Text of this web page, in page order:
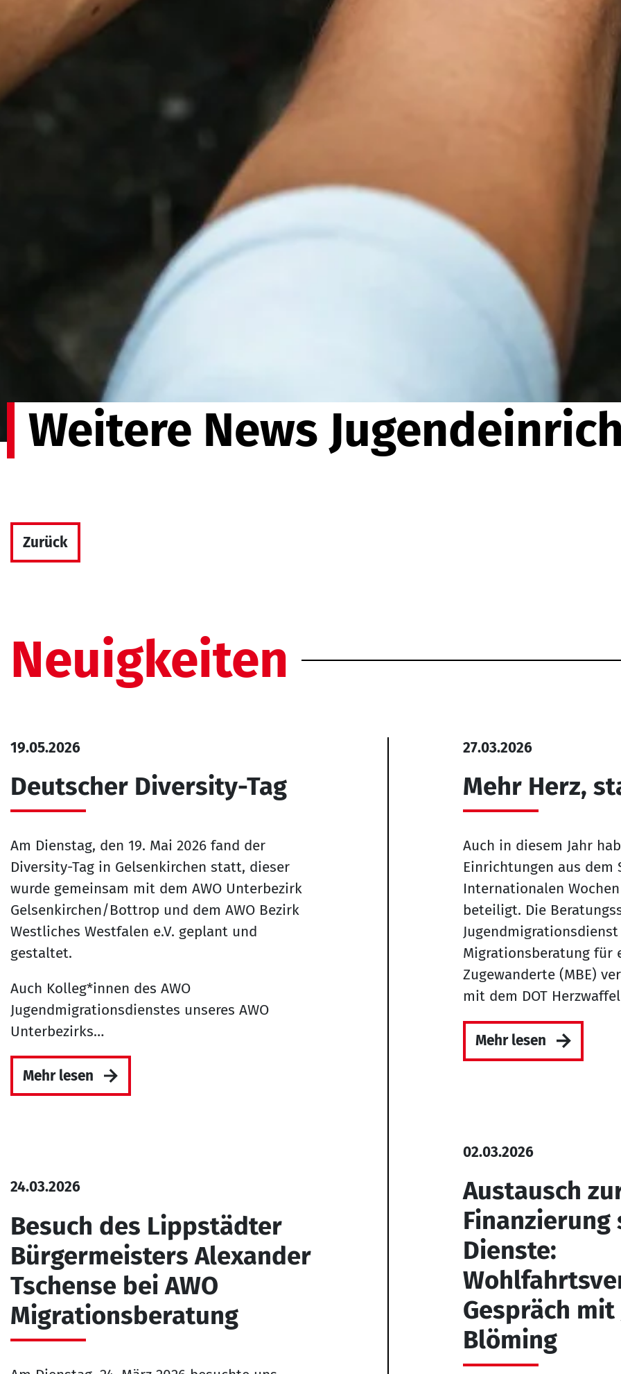
Weitere News
Zurück
Neuigkeiten
19.05.2026
Deutscher Diversity-Tag
Am Dienstag, den 19. Mai 2026 fand der
Diversity-Tag in Gelsenkirchen statt, dieser
wurde gemeinsam mit dem AWO Unterbezirk
Gelsenkirchen/Bottrop und dem AWO Bezirk
Westliches Westfalen e.V. geplant und
gestaltet.
Auch Kolleg*innen des AWO
Jugendmigrationsdienstes unseres AWO
Unterbezirks…
Mehr lesen
24.03.2026
Besuch des Lippstädter
Bürgermeisters Alexander
Tschense bei AWO
Migrationsberatung
27.03.2026
Mehr Herz,
Auch in diesem Jahr
Einrichtungen aus dem
Internationalen
beteiligt. Die
Jugendmigrationsdienst
Migrationsberatung für
Zugewanderte (MBE)
mit dem DOT
Mehr lesen
02.03.2026
Austausch
Finanzierung
Dienste:
Gespräch mit
Blöming